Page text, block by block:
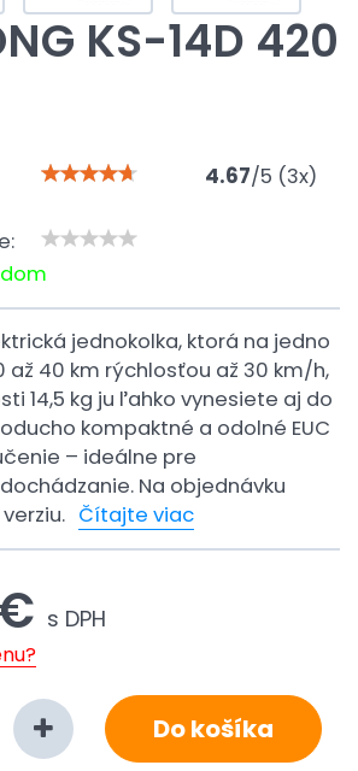
KS-14D 420
4.67/5 (3x)
jednokolka, ktorá na jedno
až 40 km rýchlosťou až 30 km/h,
14,5 kg ju ľahko vynesiete aj do
kompaktné a odolné EUC
– ideálne pre
Na objednávku
Čítajte viac
s DPH
Do košíka